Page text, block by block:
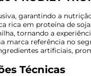
garantindo a
rica em proteína de
tornando a
marca referência no
artificiais,
Técnicas